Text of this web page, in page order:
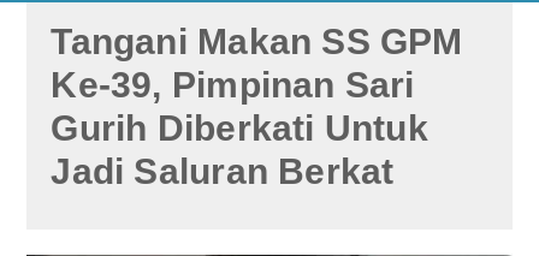
Tangani Makan SS GPM
Ke-39, Pimpinan Sari
Gurih Diberkati Untuk
Jadi Saluran Berkat